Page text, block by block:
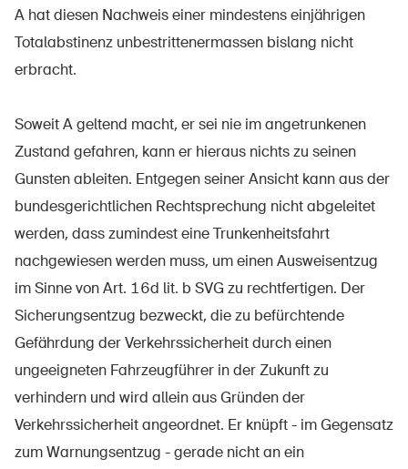
A hat diesen Nachweis einer mindestens einjährigen
Totalabstinenz unbestrittenermassen bislang nicht
erbracht.
Soweit A geltend macht, er sei nie im angetrunkenen
Zustand gefahren, kann er hieraus nichts zu seinen
Gunsten ableiten. Entgegen seiner Ansicht kann aus der
bundesgerichtlichen Rechtsprechung nicht abgeleitet
werden, dass zumindest eine Trunkenheitsfahrt
nachgewiesen werden muss, um einen Ausweisentzug
im Sinne von Art. 16d lit. b SVG zu rechtfertigen. Der
Sicherungsentzug bezweckt, die zu befürchtende
Gefährdung der Verkehrssicherheit durch einen
ungeeigneten Fahrzeugführer in der Zukunft zu
verhindern und wird allein aus Gründen der
Verkehrssicherheit angeordnet. Er knüpft - im Gegensatz
zum Warnungsentzug - gerade nicht an ein